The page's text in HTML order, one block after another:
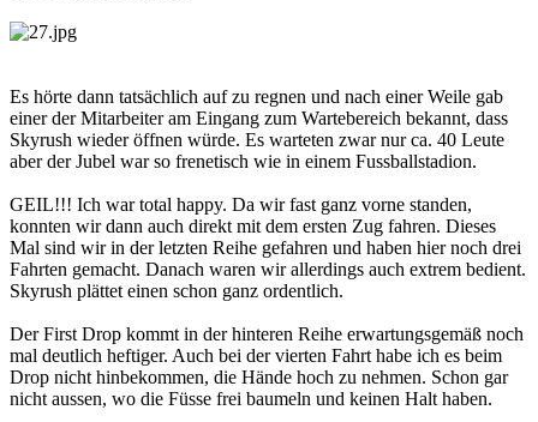
Es hörte dann tatsächlich auf zu regnen und nach einer Weile gab
einer der Mitarbeiter am Eingang zum Wartebereich bekannt, dass
Skyrush wieder öffnen würde. Es warteten zwar nur ca. 40 Leute
aber der Jubel war so frenetisch wie in einem Fussballstadion.
GEIL!!! Ich war total happy. Da wir fast ganz vorne standen,
konnten wir dann auch direkt mit dem ersten Zug fahren. Dieses
Mal sind wir in der letzten Reihe gefahren und haben hier noch drei
Fahrten gemacht. Danach waren wir allerdings auch extrem bedient.
Skyrush plättet einen schon ganz ordentlich.
Der First Drop kommt in der hinteren Reihe erwartungsgemäß noch
mal deutlich heftiger. Auch bei der vierten Fahrt habe ich es beim
Drop nicht hinbekommen, die Hände hoch zu nehmen. Schon gar
nicht aussen, wo die Füsse frei baumeln und keinen Halt haben.